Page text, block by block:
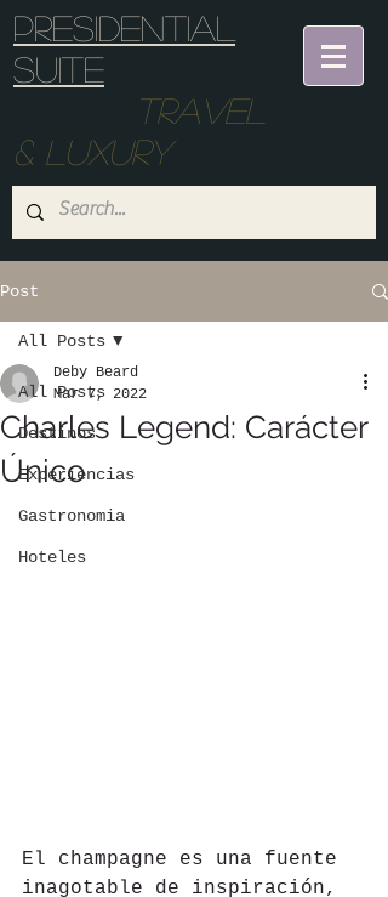
Presidential
suite
Travel
& Luxury
Post
All Posts
Destinos
Experiencias
Gastronomia
Hoteles
All Posts
Charles Legend: Carácter
Único
Deby Beard
Mar 7, 2022
El champagne es una fuente
inagotable de inspiración,